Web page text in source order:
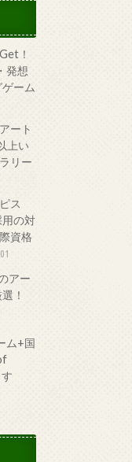
！
発想
ーム
ート
上い
リー
ス
用の対
資格
アー
！
ム+国